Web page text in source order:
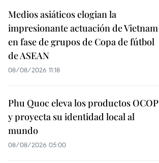
Medios asiáticos elogian la
impresionante actuación de Vietnam
en fase de grupos de Copa de fútbol
de ASEAN
08/08/2026 11:18
Phu Quoc eleva los productos OCOP
y proyecta su identidad local al
mundo
08/08/2026 05:00